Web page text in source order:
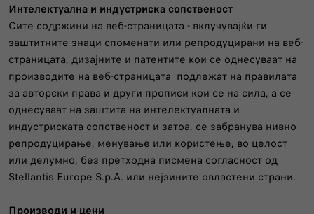
Интелектуална и индустриска сопственост
Сите содржини на веб-страницата - вклучувајќи ги
заштитните знаци споменати или репродуцирани на веб-
страницата, дизајните и патентите кои се однесуваат на
производите на веб-страницата подлежат на правилата
за авторски права и други прописи кои се на сила, а се
однесуваат на заштита на интелектуалната и
индустриската сопственост и затоа, се забранува нивно
репродуцирање, менување или користење, во целост
или делумно, без претходна писмена согласност од
Stellantis Europe S.p.A. или нејзините овластени страни.
Производи и цени